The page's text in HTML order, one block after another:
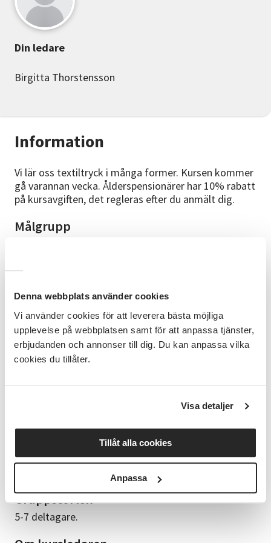
Denna webbplats använder cookies
Vi använder cookies för att leverera bästa möjliga
upplevelse på webbplatsen samt för att anpassa tjänster,
erbjudanden och annonser till dig. Du kan anpassa vilka
cookies du tillåter.
Visa detaljer
Tillåt alla cookies
Anpassa
Information
Vi lär oss textiltryck i många former. Kursen kommer
gå varannan vecka. Ålderspensionärer har 10% rabatt
på kursavgiften, det regleras efter du anmält dig.
Målgrupp
Målet är att lära dig textiltryck eller lära dig mer om
du provat tidigare.
Innehåll
Vi kommer bland annat att prova på olika tekniker
Rapportering
Visst materialkostnad tillkommer. Du får info om vad
du kan ta med inför varje träff. Annars tar ledaren
med sig material som du kan köpa med swish på
plats. Det kommer kosta max 100kr.
Gruppstorlek
5-7 deltagare.
Din ledare
Birgitta Thorstensson